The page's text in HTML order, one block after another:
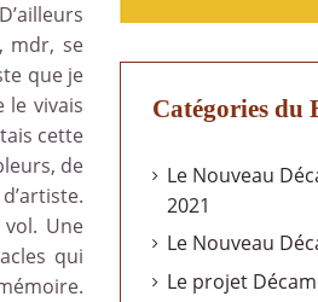
mdr, se
que je
le vivais
cette
de
Une
qui
Catégories du
Le Nouveau
2021
Le Nouveau
Le projet